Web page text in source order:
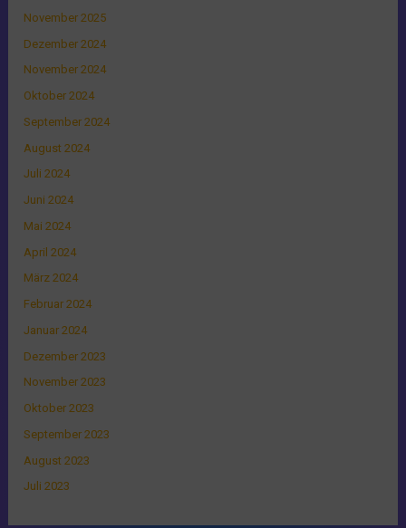
November 2025
Dezember 2024
November 2024
Oktober 2024
September 2024
August 2024
Juli 2024
Juni 2024
Mai 2024
April 2024
März 2024
Februar 2024
Januar 2024
Dezember 2023
November 2023
Oktober 2023
September 2023
August 2023
Juli 2023